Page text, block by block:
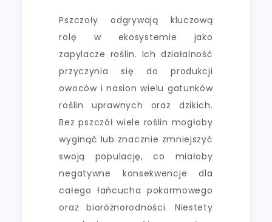
Pszczoły odgrywają kluczową
rolę w ekosystemie jako
zapylacze roślin. Ich działalność
przyczynia się do produkcji
owoców i nasion wielu gatunków
roślin uprawnych oraz dzikich.
Bez pszczół wiele roślin mogłoby
wyginąć lub znacznie zmniejszyć
swoją populację, co miałoby
negatywne konsekwencje dla
całego łańcucha pokarmowego
oraz bioróżnorodności. Niestety